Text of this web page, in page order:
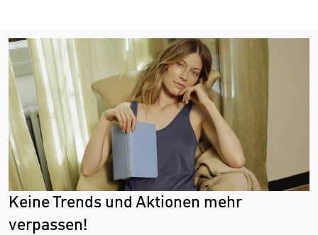
Keine Trends und Aktionen mehr
verpassen!